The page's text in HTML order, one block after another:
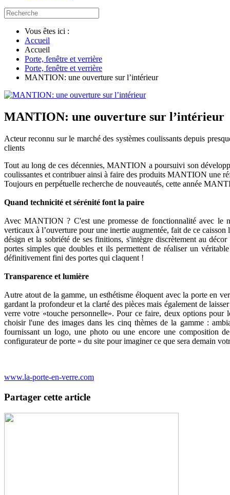
Vous êtes ici :
Accueil
Accueil
Porte, fenêtre et verrière
Porte, fenêtre et verrière
MANTION: une ouverture sur l’intérieur
MANTION: une ouverture sur l’intérieur
Acteur reconnu sur le marché des systèmes coulissants depuis
clients
Tout au long de ces décennies, MANTION a poursuivi son
coulissantes et contribuer ainsi à faire des produits MANTION une
Toujours en perpétuelle recherche de nouveautés, cette année
Quand technicité et sérénité font la paire
Avec MANTION ? C'est une promesse de fonctionnalité avec le
verticaux à l’ouverture pour une inertie augmentée, fait de ce
désign et la sobriété de ses finitions, s'intègre discrètement au
portes simples que doubles et ils permettent de réaliser un
définitivement fini des portes qui claquent !
Transparence et lumière
Autre atout de la gamme, un esthétisme éloquent avec la porte en
gardant la profondeur et la clarté des pièces mais également de
verre votre «touche personnelle». Pour ce faire, deux options
choisir l'une des images dans les cinq thèmes de la gamme :
fournissant un logo, une photo ou une encore une composition
configurateur de porte » du site pour imaginer ce que sera demain
www.la-porte-en-verre.com
Partager cette article